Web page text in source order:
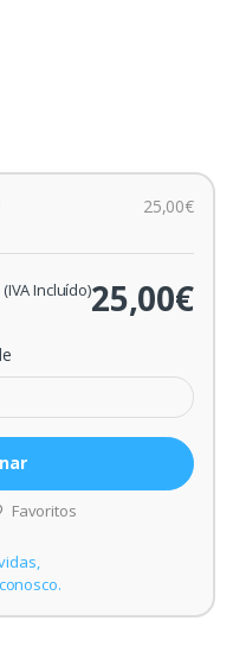
25,00€
25,00€
(IVA Incluído)
Favoritos